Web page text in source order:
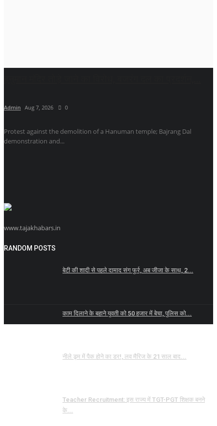
Admin Aug 7, 2026 0
Protest against the demolition of a Hanuman temple; Bajrang Dal
demonstration and...
www.tajakhabars.in
RANDOM POSTS
बेटी की शादी से पहले दामाद संग फुर्र, अब जीजा के साथ, 2...
काम दिलाने के बहाने युवती को 50 हजार में बेचा, पुलिस को...
नीले ड्र्म में पैक होने का डर!, लव मैरिज के 21 साल बाद...
Teacher Recruitment: इस राज्य में TGT-PGT शिक्षक बनने
के...